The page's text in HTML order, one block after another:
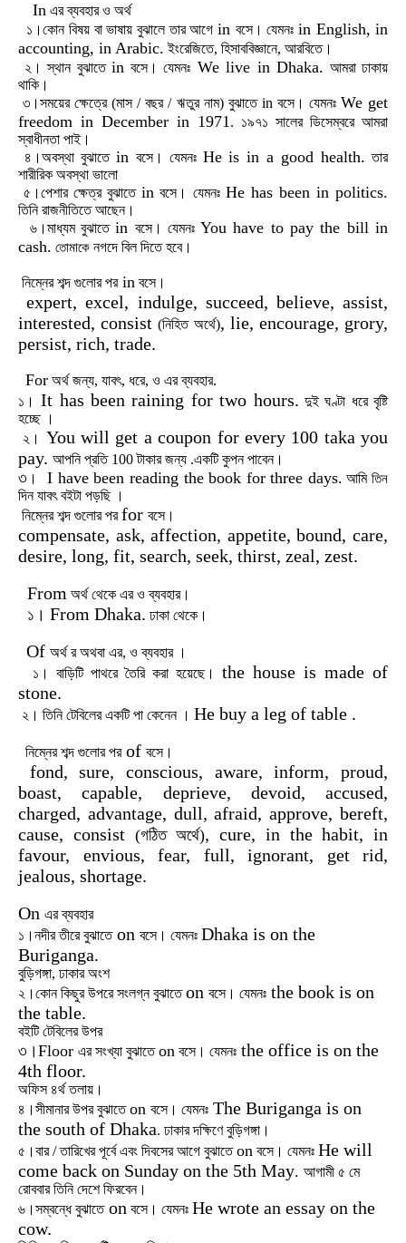
In এর ব্যবহারও অর্থ
১।কোন বিষয় বা ভাষায় বুঝালে তার আগে in বসে। যেমনঃ in English, in
accounting, in Arabic. ইংরেজিতে, হিসাববিজ্ঞানে, আরবিতে।
২। স্থান বুঝাতে in বসে। যেমনঃ We live in Dhaka. আমরা ঢাকায়
থাকি।
৩।সময়ের ক্ষেত্রে(মাস/বছর/ ঋতুর নাম) বুঝাতেin বসে। যেমনঃ We get
freedom in December in 1971. ১৯৭১ সালের ডিসেম্বরে আমরা
স্বাধীনতা পাই।
৪।অবস্থা বুঝাতে in বসে। যেমনঃ He is in a good health. তার
শারীরিক অবস্থা ভালো
৫।পেশার ক্ষেত্র বুঝাতে in বসে। যেমনঃ He has been in politics.
তিনি রাজনীতিতে আছেন।
৬।মাধ্যম বুঝাতে in বসে। যেমনঃ You have to pay the bill in
cash. তোমাকে নগদে বিল দিতে হবে।
নিম্নের শব্দ গুলোর পরin বসে।
expert, excel, indulge, succeed, believe, assist,
interested, consist(নিহিত অর্থে), lie, encourage, grory,
persist, rich, trade.
For অর্থ জন্য, যাবৎ, ধরে, ও এর ব্যবহার.
১।
It has been raining for two hours. দুই ঘণ্টা ধরে বৃষ্টি
হচ্ছে ।
২।
You will get a coupon for every 100 taka you
pay. আপনি প্রতি100টাকার জন্য .একটি কুপন পাবেন।
৩ । I have been reading the book for three days. আমিতিন
দিন যাবৎ বইটা পড়ছি ।
নিম্নের শব্দ গুলোর পর for বসে।
compensate, ask, affection, appetite, bound, care,
desire, long, fit, search, seek, thirst, zeal, zest.
From অর্থ থেকে এর ও ব্যবহার।
১। From Dhaka. ঢাকা থেকে।
Of অর্থ র অথবা এর, ও ব্যবহার ।
১।
বাড়িটি পাথরে তৈরি করা হয়েছে। the house is made of
stone.
২। তিনি টেবিলের একটি পা কেনেন । He buy a leg of table .
নিম্নের শব্দ গুলোর পরof বসে।
fond, sure, conscious, aware, inform, proud,
boast, capable, deprieve, devoid, accused,
charged, advantage, dull, afraid, approve, bereft,
cause, consist (গঠিত অর্থে), cure, in the habit, in
favour, envious, fear, full, ignorant, get rid,
jealous, shortage.
On এর ব্যবহার
১।নদীর তীরে বুঝাতে on বসে। যেমনঃ Dhaka is on the
Buriganga.
বুড়িগঙ্গা, ঢাকার অংশ
২।কোন কিছুর উপরে সংলগ্ন বুঝাতে on বসে। যেমনঃ the book is on
the table.
বইটি টেবিলের উপর
৩ ।Floor এর সংখ্যা বুঝাতে on বসে। যেমনঃ the office is on the
4th floor.
অফিস ৪র্থ তলায়।
৪ ।সীমানার উপর বুঝাতে on বসে। যেমনঃ The Buriganga is on
the south of Dhaka. ঢাকার দক্ষিণে বুড়িগঙ্গা।
৫ ।বার/তারিখের পূর্বে এবং দিবসের আগে বুঝাতে on বসে। যেমনঃ He will
come back on Sunday on the 5th May. আগামী ৫ মে
রোববার তিনি দেশে ফিরবেন।
৬ ।সম্বন্ধে বুঝাতে on বসে। যেমনঃ He wrote an essay on the
cow.